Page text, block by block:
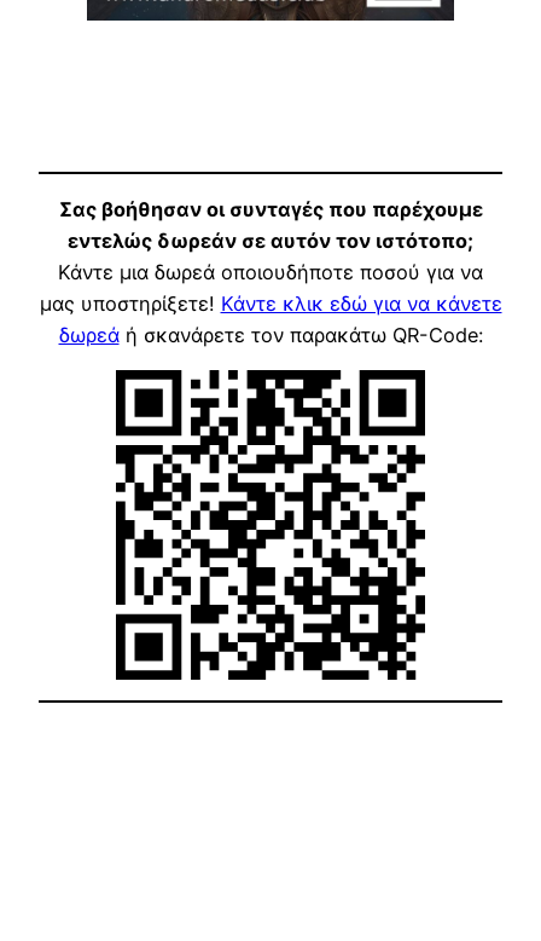
Σας βοήθησαν οι συνταγές που παρέχουμε
εντελώς δωρεάν σε αυτόν τον ιστότοπο;
Κάντε μια δωρεά οποιουδήποτε ποσού για να
μας υποστηρίξετε! Κάντε κλικ εδώ για να κάνετε
δωρεάή σκανάρετε τον παρακάτω QR-Code: